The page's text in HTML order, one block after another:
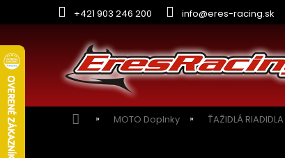
+421 903 246 200 info@eres-racing.sk
DomovMOTO Doplnky ŤAŽIDLÁ RIADIDLA